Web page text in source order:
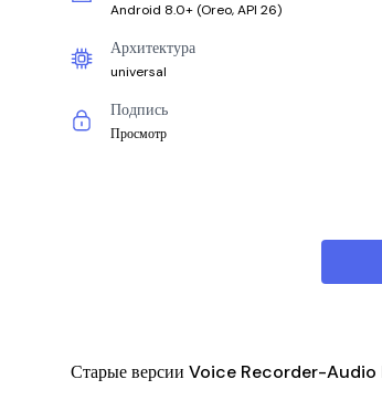
Android 8.0+ (Oreo, API 26)
Архитектура
universal
Подпись
Просмотр
Старые версии Voice Recorder-